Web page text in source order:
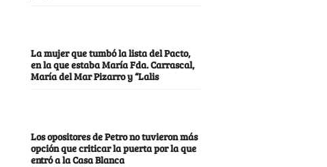
La mujer que tumbó la lista del Pacto,
en la que estaba María Fda. Carrascal,
María del Mar Pizarro y “Lalis
Los opositores de Petro no tuvieron más
opción que criticar la puerta por la que
entró a la Casa Blanca